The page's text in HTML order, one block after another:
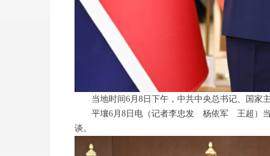
当地时间6月8日下午，中共中央总书记、国家主
平壤6月8日电（记者李忠发 杨依军 王超）当地
谈。